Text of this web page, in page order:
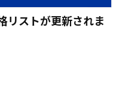
リストが更新されま